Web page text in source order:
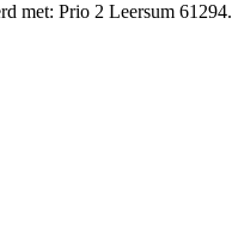
met: Prio 2 Leersum 61294.